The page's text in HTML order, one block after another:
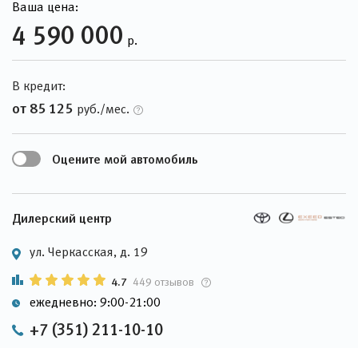
Ваша цена:
4 590 000 р.
В кредит:
от 85 125 руб./мес.
Оцените мой автомобиль
Дилерский центр
ул. Черкасская, д. 19
4.7 449 отзывов
ежедневно: 9:00-21:00
+7 (351) 211-10-10